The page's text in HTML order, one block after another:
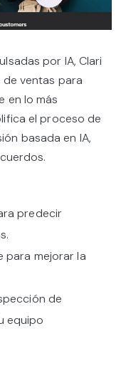
por IA, Clari
ventas para
en lo más
el proceso de
basada en IA,
predecir
para mejorar la
de
equipo